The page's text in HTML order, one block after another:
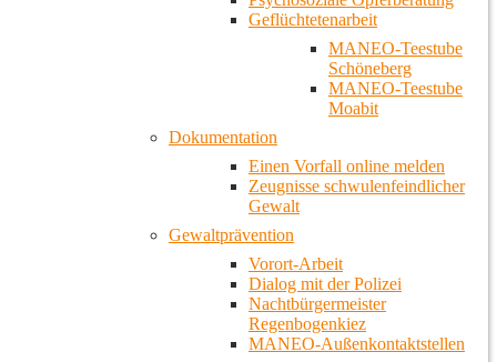
Geflüchtetenarbeit
MANEO-Teestube
Schöneberg
MANEO-Teestube
Moabit
Dokumentation
Einen Vorfall online melden
Zeugnisse schwulenfeindlicher
Gewalt
Gewaltprävention
Vorort-Arbeit
Dialog mit der Polizei
Nachtbürgermeister
Regenbogenkiez
MANEO-Außenkontaktstellen